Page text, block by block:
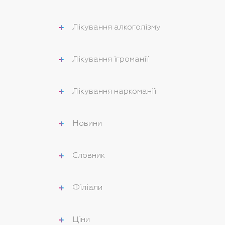
Лікування алкоголізму
Лікування ігроманії
Лікування наркоманії
Новини
Словник
Філіали
Ціни